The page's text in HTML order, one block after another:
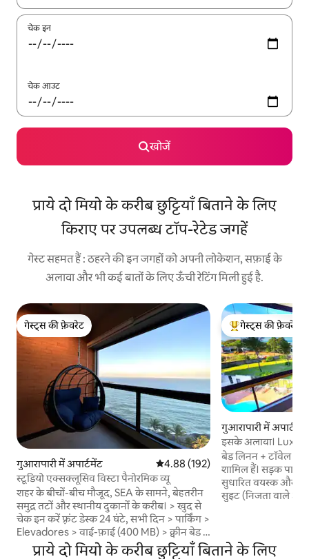
चेक इन
चेक आउट
खोजें
प्राये दो मियो के करीब छुट्टियाँ बिताने के लिए
किराए पर उपलब्ध टॉप-रेटेड जगहें
गेस्ट सहमत हैं : ठहरने की इन जगहों को अपनी लोकेशन, सफ़ाई के
अलावा और भी कई बातों के लिए ऊँची रेटिंग मिली हुई है.
गेस्ट्स की फ़ेवरेट
गेस्ट्स की फ़ेवरेट
गुआरापारी में अपार्टमेंट औसत रेटिंग 5 में से 4.88, 192 समीक्षाएँ
4.88 (192)
स्टूडियो एक्सक्लूसिव विस्टा पैनोरमिक व्यू
शहर के बीचों-बीच मौजूद, SEA के सामने, बेहतरीन
समुद्र तटों और स्थानीय दुकानों के करीब। > खुद से
चेक इन करें फ़्रंट डेस्क 24 घंटे, सभी दिन > पार्किंग >
Elevadores > वाई-फ़ाई (400 MB) > क्वीन बेड >
पूरा किचन > होम ऑफ़िस की जगह - पालतू जीवों
गेस्ट्स का टॉप फ़ेवरेट
गेस्ट्स की फ़ेवरेट
गुआरापारी में अपार्टमेंट
इसके अलावा। Luxo
में 3 लहरें
बेड लिनन + टॉवेल +
शामिल हैं। सड़क पार
सुधारित वयस्क और
सुइट (निजता वाले 3
जगहें, वाईफ़ाई, सुरक्षा 24 घंटे, शांत पानी, कियोस्क,
प्राये दो मियो के करीब छुट्टियाँ बिताने के लिए